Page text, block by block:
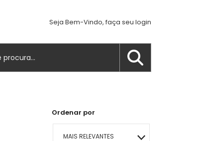
Seja Bem-Vindo, faça seu login
Ordenar por
MAIS RELEVANTES